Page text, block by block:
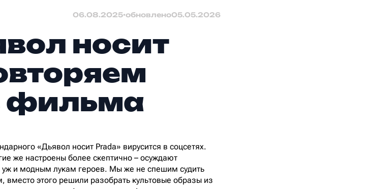
06.08.2025•обновлено05.05.2026
носит
фильма
«Дьявол носит Prada» вирусится в соцсетях.
же настроены более скептично – осуждают
уж и модным лукам героев. Мы же не спешим судить
вместо этого решили разобрать культовые образы из